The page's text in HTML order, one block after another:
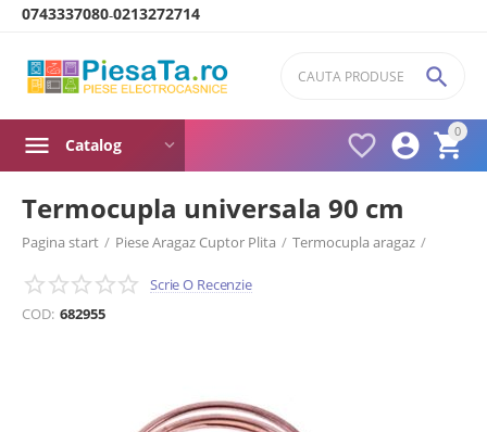
0743337080-0213272714
0




Catalog
Termocupla universala 90 cm
Pagina start / Piese Aragaz Cuptor Plita / Termocupla aragaz /
Termocupla aragaz universala /
Scrie O Recenzie
COD: 682955